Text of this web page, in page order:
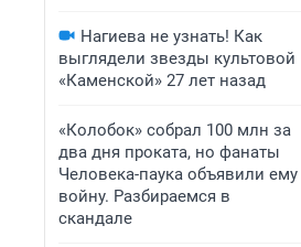
Нагиева не узнать! Как
выглядели звезды культовой
«Каменской» 27 лет назад
«Колобок» собрал 100 млн за
два дня проката, но фанаты
Человека-паука объявили ему
войну. Разбираемся в
скандале